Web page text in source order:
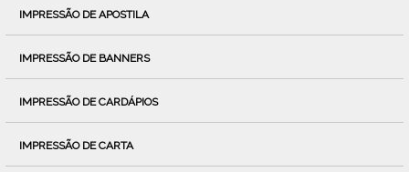
IMPRESSÃO DE APOSTILA
IMPRESSÃO DE BANNERS
IMPRESSÃO DE CARDÁPIOS
IMPRESSÃO DE CARTA